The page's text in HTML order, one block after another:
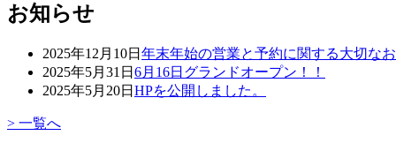
お知らせ
2025年12月10日 年末年始の営業と予約に関する大切な
2025年5月31日 6月16日グランドオープン！！
2025年5月20日 HPを公開しました。
> 一覧へ